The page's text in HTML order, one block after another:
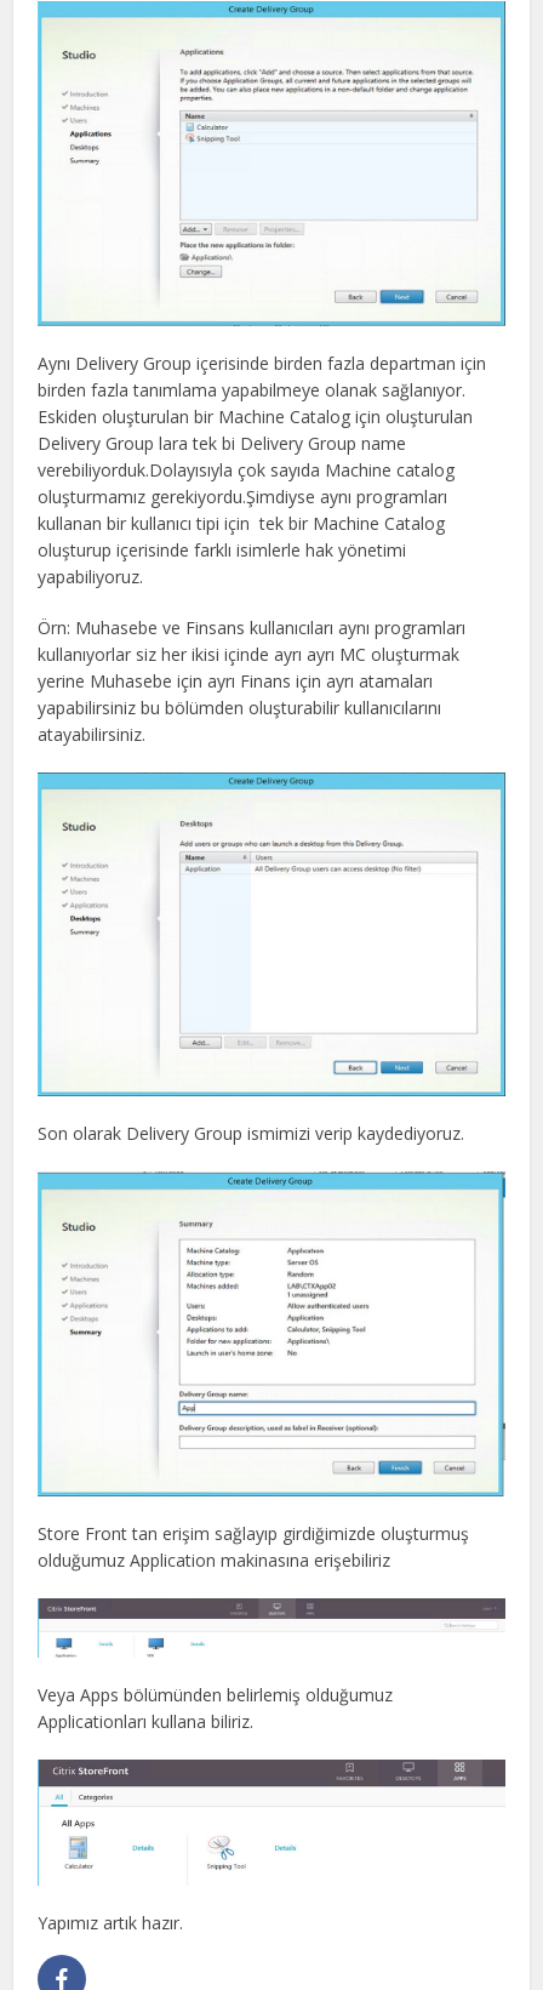
Aynı Delivery Group içerisinde birden fazla departman için
birden fazla tanımlama yapabilmeye olanak sağlanıyor.
Eskiden oluşturulan bir Machine Catalog için oluşturulan
Delivery Group lara tek bi Delivery Group name
verebiliyorduk.Dolayısıyla çok sayıda Machine catalog
oluşturmamız gerekiyordu.Şimdiyse aynı programları
kullanan bir kullanıcı tipi için tek bir Machine Catalog
oluşturup içerisinde farklı isimlerle hak yönetimi
yapabiliyoruz.
Örn: Muhasebe ve Finsans kullanıcıları aynı programları
kullanıyorlar siz her ikisi içinde ayrı ayrı MC oluşturmak
yerine Muhasebe için ayrı Finans için ayrı atamaları
yapabilirsiniz bu bölümden oluşturabilir kullanıcılarını
atayabilirsiniz.
Son olarak Delivery Group ismimizi verip kaydediyoruz.
Store Front tan erişim sağlayıp girdiğimizde oluşturmuş
olduğumuz Application makinasına erişebiliriz
Veya Apps bölümünden belirlemiş olduğumuz
Applicationları kullana biliriz.
Yapımız artık hazır.